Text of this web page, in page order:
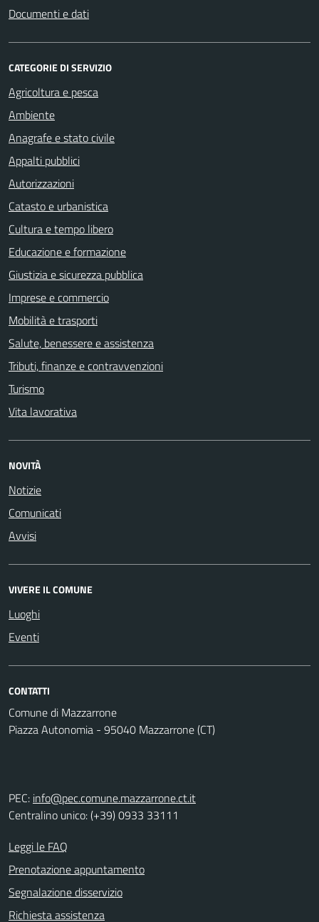
Documenti e dati
CATEGORIE DI SERVIZIO
Agricoltura e pesca
Ambiente
Anagrafe e stato civile
Appalti pubblici
Autorizzazioni
Catasto e urbanistica
Cultura e tempo libero
Educazione e formazione
Giustizia e sicurezza pubblica
Imprese e commercio
Mobilità e trasporti
Salute, benessere e assistenza
Tributi, finanze e contravvenzioni
Turismo
Vita lavorativa
NOVITÀ
Notizie
Comunicati
Avvisi
VIVERE IL COMUNE
Luoghi
Eventi
CONTATTI
Comune di Mazzarrone
Piazza Autonomia - 95040 Mazzarrone (CT)
PEC: info@pec.comune.mazzarrone.ct.it
Centralino unico: (+39) 0933 33111
Leggi le FAQ
Prenotazione appuntamento
Segnalazione disservizio
Richiesta assistenza